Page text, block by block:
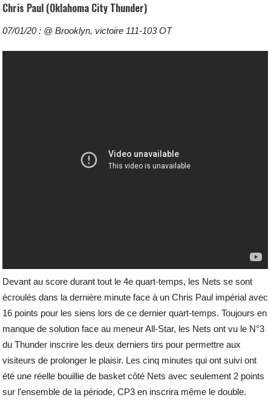
Chris Paul (Oklahoma City Thunder)
07/01/20 : @ Brooklyn, victoire 111-103 OT
Devant au score durant tout le 4e quart-temps, les Nets se sont
écroulés dans la dernière minute face à un Chris Paul impérial avec
16 points pour les siens lors de ce dernier quart-temps. Toujours en
manque de solution face au meneur All-Star, les Nets ont vu le N°3
du Thunder inscrire les deux derniers tirs pour permettre aux
visiteurs de prolonger le plaisir. Les cinq minutes qui ont suivi ont
été une réelle bouillie de basket côté Nets avec seulement 2 points
sur l’ensemble de la période, CP3 en inscrira même le double.